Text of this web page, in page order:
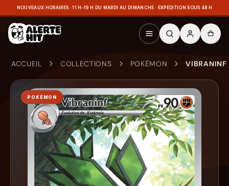
NOUVEAUX HORAIRES · 11 H–19 H DU MARDI AU DIMANCHE · EXPÉDITION SOUS 48 H
ACCUEIL COLLECTIONS POKÉMON VIBRANINF
POKÉMON